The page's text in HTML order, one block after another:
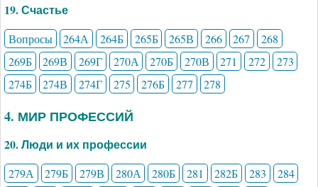
19. Счастье
Вопросы 264А 264Б 265Б 265В 266 267
268
269Б
269В 269Г 270А 270Б 270В 271 272
273
274Б
274В 274Г 275 276Б 277 278
4. МИР ПРОФЕССИЙ
20. Люди и их профессии
279А 279Б 279В 280А 280Б 281 282Б 283
284